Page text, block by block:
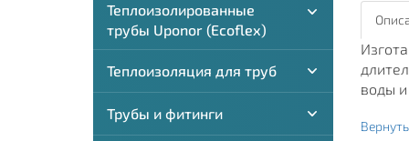
Теплоизолированные
трубы Uponor (Ecoflex)
Теплоизоляция для труб
Трубы и фитинги
воды